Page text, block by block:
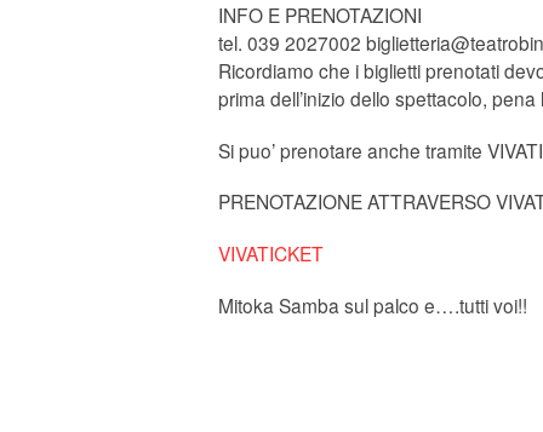
INFO E PRENOTAZIONI
tel. 039 2027002
Ricordiamo che i biglietti prenotati
prima dell’inizio dello spettacolo,
Si puo’ prenotare anche tramite
PRENOTAZIONE ATTRAVERSO
VIVATICKET
Mitoka Samba sul palco e….tutti voi!!